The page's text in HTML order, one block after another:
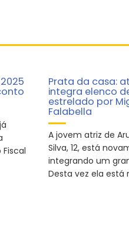
Prata da casa:
integra elenco
estrelado por
Falabella
A jovem atriz de
Silva, 12, está
integrando um
Desta vez ela está